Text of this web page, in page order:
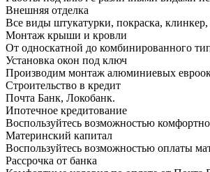
Внешняя отделка
Все виды штукатурки, покраска, клинкер,
Монтаж крыши и кровли
От односкатной до комбинированного
Установка окон под ключ
Производим монтаж алюминиевых
Строительство в кредит
Почта Банк, Локобанк.
Ипотечное кредитование
Воспользуйтесь возможностью
Материнский капитал
Воспользуйтесь возможностью оплаты
Рассрочка от банка